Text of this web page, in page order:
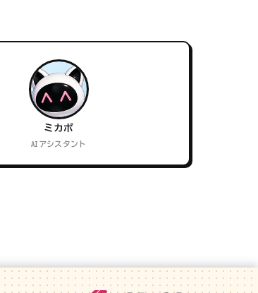
ミカポ
AIアシスタント